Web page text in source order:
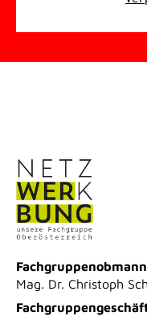
Fachgruppenobmann
Mag. Dr. Christoph